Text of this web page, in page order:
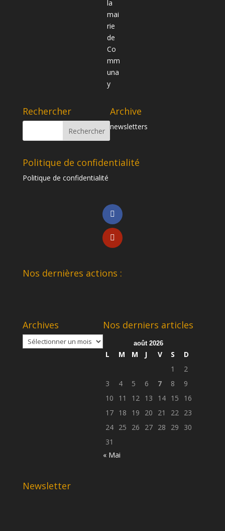
Rechercher Archive
newsletters
Politique de confidentialité
Politique de confidentialité
Nos dernières actions :
Archives
Archives
Nos derniers articles
août 2026
L M M J V S
D
1
2
3
4 5 6 7 8
9
10
11 12 13 14 15
16
17 18 19 20 21 22
23
24 25 26 27 28 29
30
31
« Mai
Newsletter